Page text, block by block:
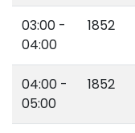
03:00 -
04:00
1852
04:00 -
05:00
1852